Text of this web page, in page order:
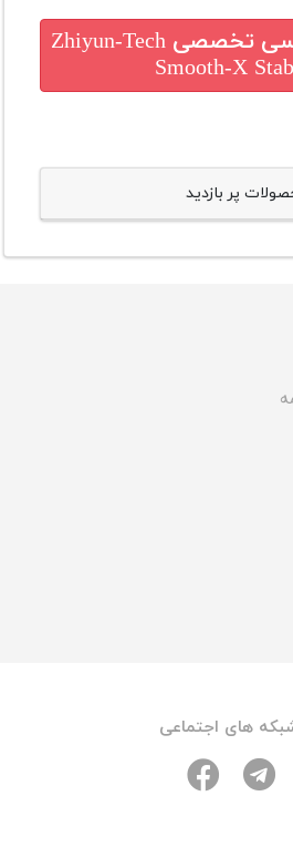
تخصصیZhiyun-Tech
Smooth-X
پر بازدید
های اجتماعی